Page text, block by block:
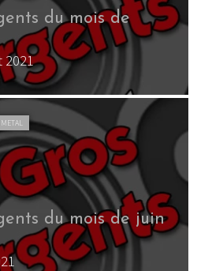
du mois de
du mois de juin